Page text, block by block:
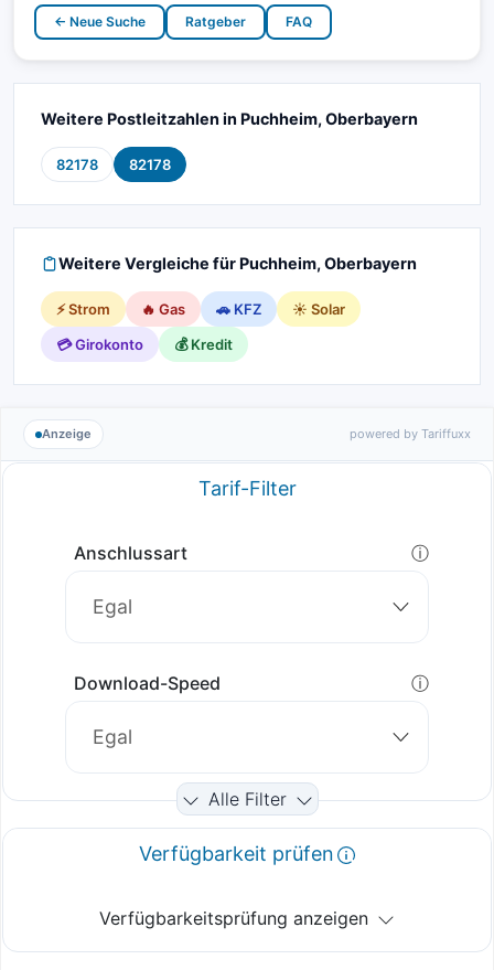
← Neue Suche Ratgeber FAQ
Weitere Postleitzahlen in Puchheim, Oberbayern
82178 82178
Weitere Vergleiche für Puchheim, Oberbayern
⚡ Strom 🔥 Gas 🚗 KFZ
☀️ Solar
💳 Girokonto
💰 Kredit
Anzeige powered by Tariffuxx